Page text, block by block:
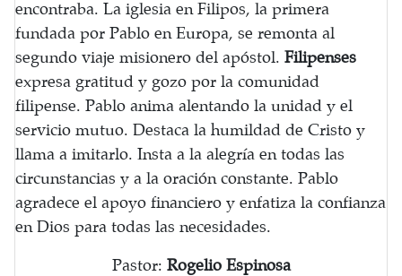
encontraba. La iglesia en Filipos, la primera
fundada por Pablo en Europa, se remonta al
segundo viaje misionero del apóstol. Filipenses
expresa gratitud y gozo por la comunidad
filipense. Pablo anima alentando la unidad y el
servicio mutuo. Destaca la humildad de Cristo y
llama a imitarlo. Insta a la alegría en todas las
circunstancias y a la oración constante. Pablo
agradece el apoyo financiero y enfatiza la confianza
en Dios para todas las necesidades.
Pastor: Rogelio Espinosa